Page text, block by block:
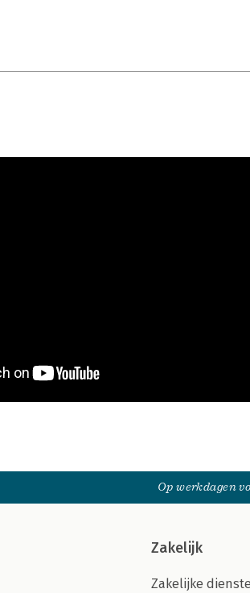
Op werkdagen
Zakelijk
Zakelijke